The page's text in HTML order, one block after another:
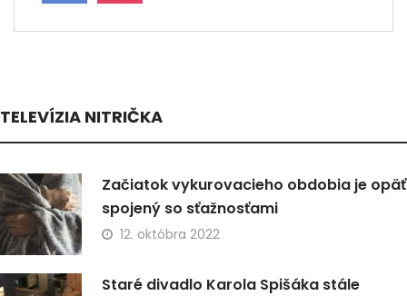
TELEVÍZIA NITRIČKA
Začiatok vykurovacieho obdobia je opäť
spojený so sťažnosťami
12. októbra 2022
Staré divadlo Karola Spišáka stále